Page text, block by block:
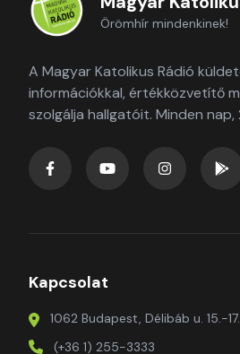
Örömhír mindenkinek!
A Magyar Katolikus Rádió
információkkal, értékközvetítő
szolgálja hallgatóit. Minden
Kapcsolat
1062 Budapest, Délibáb u. 15.-17.
(+36 1) 255-3333